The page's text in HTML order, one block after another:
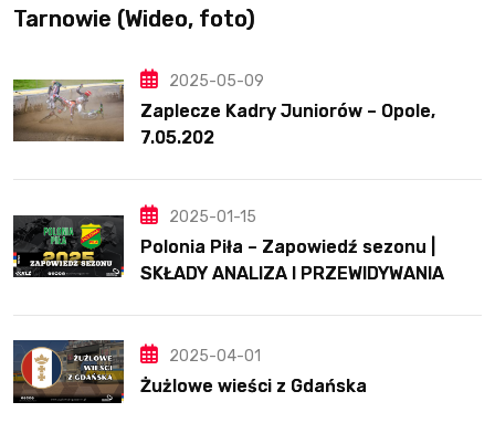
Tarnowie (Wideo, foto)
2025-05-09
Zaplecze Kadry Juniorów – Opole,
7.05.202
2025-01-15
Polonia Piła – Zapowiedź sezonu |
SKŁADY ANALIZA I PRZEWIDYWANIA
2025-04-01
Żużlowe wieści z Gdańska